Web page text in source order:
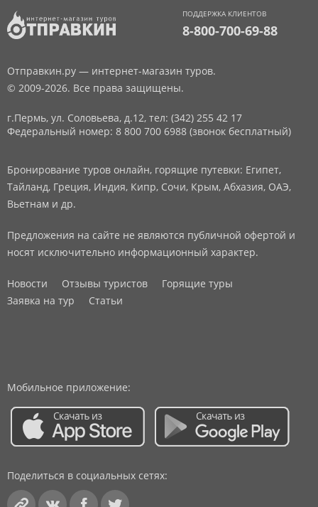
ПОДДЕРЖКА КЛИЕНТОВ
8-800-700-69-88
Отправкин.ру — интернет-магазин туров.
© 2009-2026. Все права защищены.
г.Пермь, ул. Соловьева, д.12, тел: (342) 255 42 17
Федеральный номер: 8 800 700 6988 (звонок бесплатный)
Бронирование туров онлайн, горящие путевки: Египет,
Тайланд, Греция, Индия, Кипр, Сочи, Крым, Абхазия, ОАЭ,
Вьетнам и др.
Предложения на сайте не являются публичной офертой и
носят исключительно информационный характер.
Новости Отзывы туристов
Горящие туры
Заявка на тур
Статьи
Мобильное приложение:
Поделиться в социальных сетях: